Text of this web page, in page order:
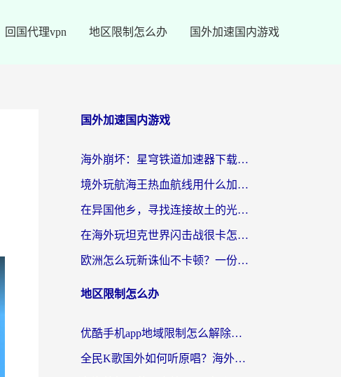
回国代理vpn 地区限制怎么办 国外加速国内游戏
国外加速国内游戏
海外崩坏：星穹铁道加速器下载安装：一份给游子的终极网络指南
境外玩航海王热血航线用什么加速器？2026海外玩家实测最优方案（附欧洲问道堡垒前线加速技巧）
在异国他乡，寻找连接故土的光明大陆免费加速器
在海外玩坦克世界闪击战很卡怎么办？老玩家亲测有效的加速器选择指南
欧洲怎么玩新诛仙不卡顿？一份给海外游子的国服游戏畅玩指南
地区限制怎么办
优酷手机app地域限制怎么解除？海外党亲测有效的追剧方案
全民K歌国外如何听原唱？海外党亲测有效的回国加速器选择指南